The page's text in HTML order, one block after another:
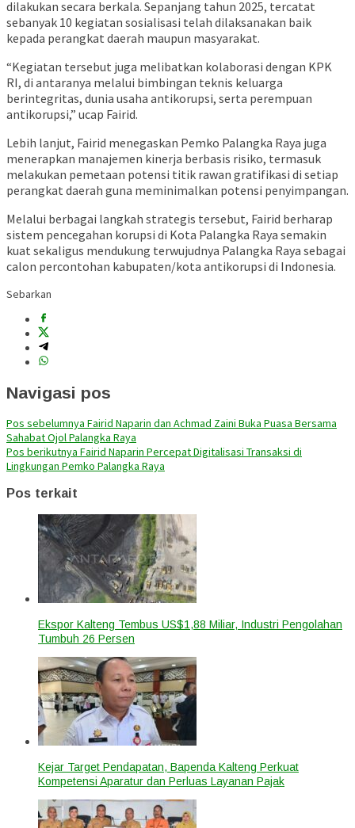
dilakukan secara berkala. Sepanjang tahun 2025, tercatat
sebanyak 10 kegiatan sosialisasi telah dilaksanakan baik
kepada perangkat daerah maupun masyarakat.
“Kegiatan tersebut juga melibatkan kolaborasi dengan KPK
RI, di antaranya melalui bimbingan teknis keluarga
berintegritas, dunia usaha antikorupsi, serta perempuan
antikorupsi,” ucap Fairid.
Lebih lanjut, Fairid menegaskan Pemko Palangka Raya juga
menerapkan manajemen kinerja berbasis risiko, termasuk
melakukan pemetaan potensi titik rawan gratifikasi di setiap
perangkat daerah guna meminimalkan potensi penyimpangan.
Melalui berbagai langkah strategis tersebut, Fairid berharap
sistem pencegahan korupsi di Kota Palangka Raya semakin
kuat sekaligus mendukung terwujudnya Palangka Raya sebagai
calon percontohan kabupaten/kota antikorupsi di Indonesia.
Sebarkan
Navigasi pos
Pos sebelumnya Fairid Naparin dan Achmad Zaini Buka Puasa Bersama
Sahabat Ojol Palangka Raya
Pos berikutnya Fairid Naparin Percepat Digitalisasi Transaksi di
Lingkungan Pemko Palangka Raya
Pos terkait
Ekspor Kalteng Tembus US$1,88 Miliar, Industri Pengolahan
Tumbuh 26 Persen
Kejar Target Pendapatan, Bapenda Kalteng Perkuat
Kompetensi Aparatur dan Perluas Layanan Pajak